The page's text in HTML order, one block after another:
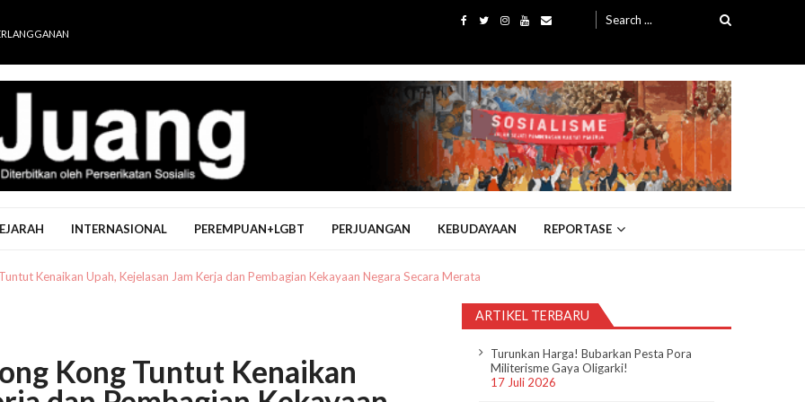
for:
INTERNASIONAL PEREMPUAN+LGBT PERJUANGAN KEBUDAYAAN REPORTASE
Kenaikan Upah, Kejelasan Jam Kerja dan Pembagian Kekayaan Negara Secara Merata
Kong Tuntut Kenaikan
ARTIKEL TERBARU
Turunkan Harga! Bubarkan Pesta Pora
Militerisme Gaya Oligarki!
17 Juli 2026